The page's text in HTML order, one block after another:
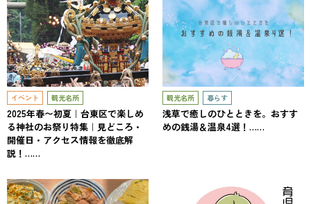
イベント 観光名所
2025年春〜初夏｜台東区で楽しめ
る神社のお祭り特集｜見どころ・
開催日・アクセス情報を徹底解
説！……
観光名所 暮らす
浅草で癒しのひとときを。おすす
めの銭湯＆温泉4選！……